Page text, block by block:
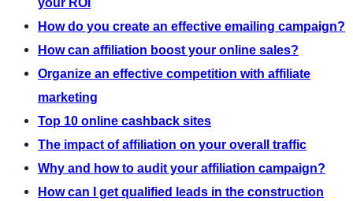
your ROI
How do you create an effective emailing campaign?
How can affiliation boost your online sales?
Organize an effective competition with affiliate
marketing
Top 10 online cashback sites
The impact of affiliation on your overall traffic
Why and how to audit your affiliation campaign?
How can I get qualified leads in the construction